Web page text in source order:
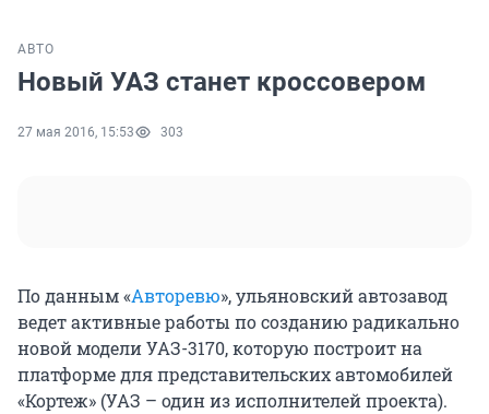
АВТО
Новый УАЗ станет кроссовером
27 мая 2016, 15:53 303
По данным «Авторевю», ульяновский автозавод
ведет активные работы по созданию радикально
новой модели УАЗ-3170, которую построит на
платформе для представительских автомобилей
«Кортеж» (УАЗ – один из исполнителей проекта).